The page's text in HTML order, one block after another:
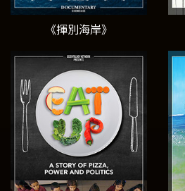
《揮別海岸》